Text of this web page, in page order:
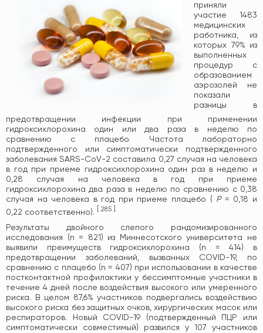
приняли
участие 1483
медицинских
работника, из
которых 79% из
выполненных
процедур с
образованием
аэрозолей не
показали
разницы в
предотвращении инфекции при применении
гидроксихлорохина один или два раза в неделю по
сравнению с плацебо. Частота лабораторно
подтвержденного или симптоматически подтвержденного
заболевания SARS-CoV-2 составила 0,27 случая на человека
в год при приеме гидроксихлорохина один раз в неделю и
0,28 случая на человека в год при приеме
гидроксихлорохина два раза в неделю по сравнению с 0,38
случая на человека в год при приеме плацебо ( P= 0,18 и
0,22 соответственно).
285
Результаты двойного слепого рандомизированного
исследования (n = 821) из Миннесотского университета не
выявили преимуществ гидроксихлорохина (n = 414) в
предотвращении заболеваний, вызванных COVID-19, по
сравнению с плацебо (n = 407) при использовании в качестве
постконтактной профилактики у бессимптомные участники в
течение 4 дней после воздействия высокого или умеренного
риска. В целом 87,6% участников подвергались воздействию
высокого риска без защитных очков, хирургических масок или
респираторов. Новый COVID-19 (подтвержденный ПЦР или
симптоматически совместимый) развился у 107 участников